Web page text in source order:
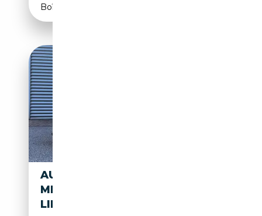
Boîte automatique
AUDI A5 SPORTBACK 40 TDI
MHEV S-TRONIC QUATTRO S-
LINE EDIT